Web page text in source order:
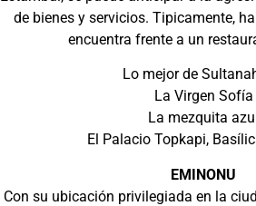
de bienes y servicios. Tipicamente,
encuentra frente a un
Lo mejor de
La Virgen Sofía
La mezquita azul
El Palacio Topkapi,
EMINONU
Con su ubicación privilegiada en la